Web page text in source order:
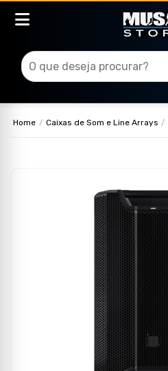
Home Caixas de Som e Line Arrays